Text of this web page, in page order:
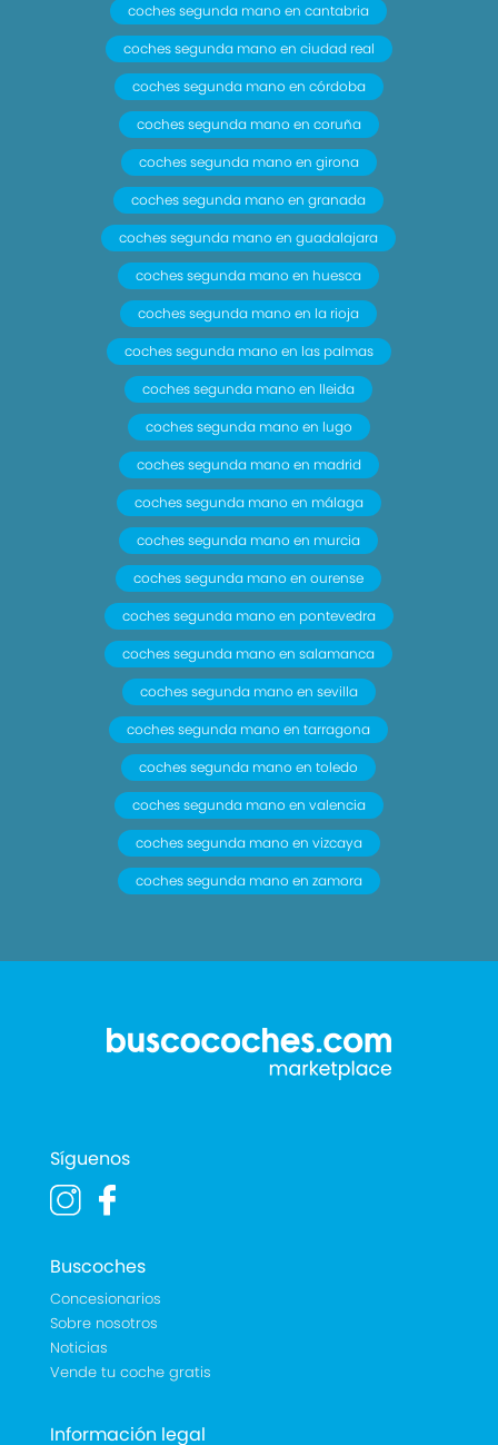
coches segunda mano en cantabria
coches segunda mano en ciudad real
coches segunda mano en córdoba
coches segunda mano en coruña
coches segunda mano en girona
coches segunda mano en granada
coches segunda mano en guadalajara
coches segunda mano en huesca
coches segunda mano en la rioja
coches segunda mano en las palmas
coches segunda mano en lleida
coches segunda mano en lugo
coches segunda mano en madrid
coches segunda mano en málaga
coches segunda mano en murcia
coches segunda mano en ourense
coches segunda mano en pontevedra
coches segunda mano en salamanca
coches segunda mano en sevilla
coches segunda mano en tarragona
coches segunda mano en toledo
coches segunda mano en valencia
coches segunda mano en vizcaya
coches segunda mano en zamora
Síguenos
Buscoches
Concesionarios
Sobre nosotros
Noticias
Vende tu coche gratis
Información legal